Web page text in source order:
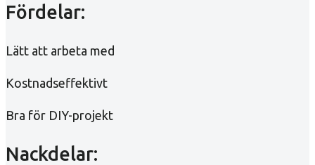
Fördelar:
Lätt att arbeta med
Kostnadseffektivt
Bra för DIY-projekt
Nackdelar: